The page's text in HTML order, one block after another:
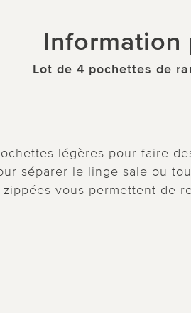
Information
Lot de 4 pochettes de
légères pour faire
séparer le linge sale ou
vous permettent de